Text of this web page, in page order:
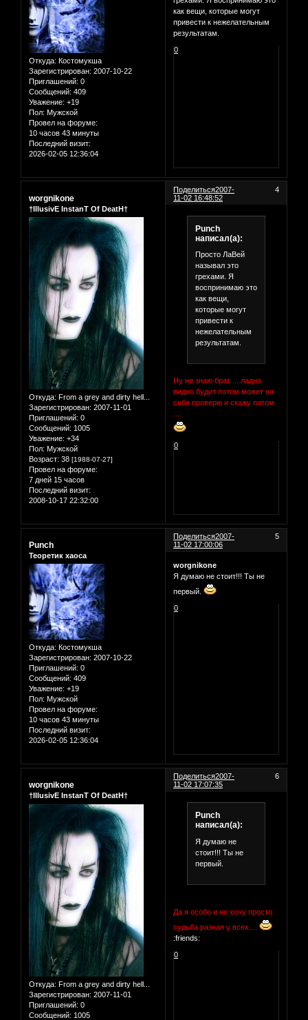
Откуда: Костомукша
Зарегистрирован: 2007-10-22
Приглашений: 0
Сообщений: 409
Уважение: +19
Пол: Мужской
Провел на форуме:
10 часов 43 минуты
Последний визит:
2026-02-05 12:36:04
как вещи, которые могут
привести к нежелательным
результатам.
0
Поделиться 4
2007-
11-02 16:48:52
worgnikone
†IllusivE InstanT Of DeatH†
Откуда: From a grey and dirty hell...
Зарегистрирован: 2007-11-01
Приглашений: 0
Сообщений: 1005
Уважение: +34
Пол: Мужской
Возраст: 38 [1988-07-27]
Провел на форуме:
7 дней 15 часов
Последний визит:
2008-10-17 22:32:00
Punch
написал(а):
Просто ЛаВей
называл это
грехами. Я
воспринимаю это
как вещи,
которые могут
привести к
нежелательным
результатам.
Ну не знаю брат ....ладно
видно будит потом может на
себе проверю и скажу потом
0
Поделиться 5
2007-
11-02 17:00:06
Punch
Теоретик хаоса
Откуда: Костомукша
Зарегистрирован: 2007-10-22
Приглашений: 0
Сообщений: 409
Уважение: +19
Пол: Мужской
Провел на форуме:
10 часов 43 минуты
Последний визит:
2026-02-05 12:36:04
worgnikone
Я думаю не стоит!!! Ты не
первый.
0
Поделиться 6
2007-
11-02 17:07:35
worgnikone
†IllusivE InstanT Of DeatH†
Откуда: From a grey and dirty hell...
Зарегистрирован: 2007-11-01
Приглашений: 0
Сообщений: 1005
Punch
написал(а):
Я думаю не
стоит!!! Ты не
первый.
Да я особо и не хочу просто
судьба разная у всех....
:friends:
0